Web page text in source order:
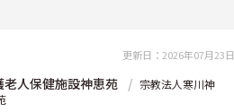
更新日：2026年07月23日
人保健施設神恵苑
宗教法人寒川神